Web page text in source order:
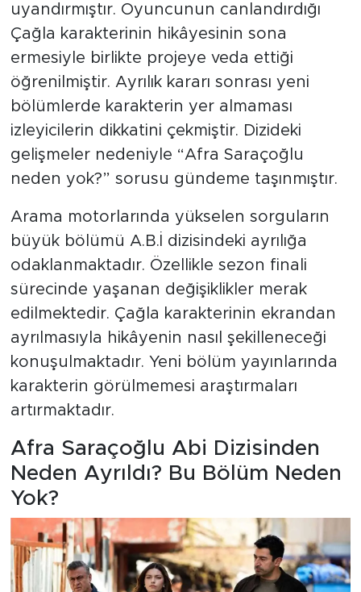
uyandırmıştır. Oyuncunun canlandırdığı
Çağla karakterinin hikâyesinin sona
ermesiyle birlikte projeye veda ettiği
öğrenilmiştir. Ayrılık kararı sonrası yeni
bölümlerde karakterin yer almaması
izleyicilerin dikkatini çekmiştir. Dizideki
gelişmeler nedeniyle “Afra Saraçoğlu
neden yok?” sorusu gündeme taşınmıştır.
Arama motorlarında yükselen sorguların
büyük bölümü A.B.İ dizisindeki ayrılığa
odaklanmaktadır. Özellikle sezon finali
sürecinde yaşanan değişiklikler merak
edilmektedir. Çağla karakterinin ekrandan
ayrılmasıyla hikâyenin nasıl şekilleneceği
konuşulmaktadır. Yeni bölüm yayınlarında
karakterin görülmemesi araştırmaları
artırmaktadır.
Afra Saraçoğlu Abi Dizisinden
Neden Ayrıldı? Bu Bölüm Neden
Yok?